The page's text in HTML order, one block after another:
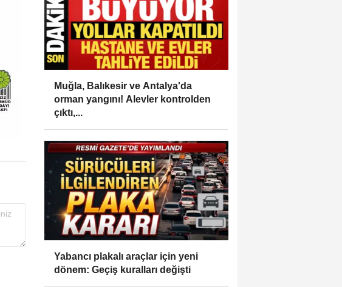
Muğla, Balıkesir ve Antalya'da
orman yangını! Alevler kontrolden
çıktı,...
Yabancı plakalı araçlar için yeni
dönem: Geçiş kuralları değişti